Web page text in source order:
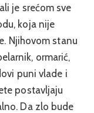
je srećom sve
koja nije
Njihovom stanu
ormarić,
puni vlade i
postavljaju
Da zlo bude